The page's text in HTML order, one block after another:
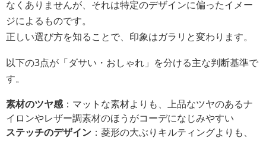
なくありませんが、それは特定のデザインに偏ったイメー
ジによるものです。
正しい選び方を知ることで、印象はガラリと変わります。
以下の3点が「ダサい・おしゃれ」を分ける主な判断基準で
す。
素材のツヤ感：マットな素材よりも、上品なツヤのあるナ
イロンやレザー調素材のほうがコーデになじみやすい
ステッチのデザイン ：菱形の大ぶりキルティングよりも、